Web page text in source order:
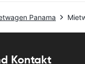
Panama
Kontakt